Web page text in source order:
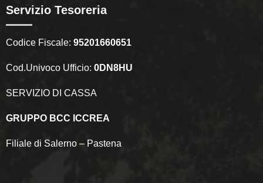
Servizio Tesoreria
Codice Fiscale: 95201660651
Cod.Univoco Ufficio: 0DN8HU
SERVIZIO DI CASSA
GRUPPO BCC ICCREA
Filiale di Salerno – Pastena